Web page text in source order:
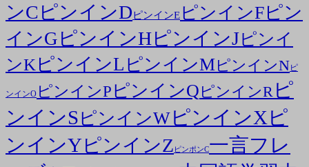
ンC ピンインDピンインE ピンインFピン
インG ピンインHピンインJピンイ
ンK ピンインL ピンインMピンインNピ
ンインO ピンインP ピンインQ ピンインR ピ
ンインSピンインWピンインXピ
ンインYピンインZ ピンポンC一言フレ